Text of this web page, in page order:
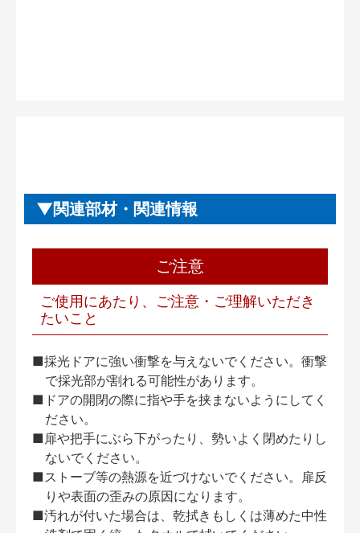
関連部材・関連情報
ご注意
ご使用にあたり、ご注意・ご理解いただき
たいこと
■採光ドアに強い衝撃を与えないでください。衝撃
で採光部が割れる可能性があります。
■ドアの開閉の際に指や手を挟まないようにしてく
ださい。
■扉や把手にぶら下がったり、勢いよく閉めたりし
ないでください。
■ストーブ等の熱源を近づけないでください。扉反
りや表面の歪みの原因になります。
■汚れが付いた場合は、乾拭きもしくは薄めた中性